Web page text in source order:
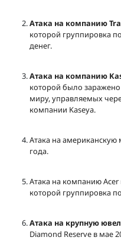
Атака на компанию
которой группировка
денег.
Атака на компанию
которой было
миру, управляемых
компании Kaseya.
Атака на американскую
года.
Атака на компанию Acer
которой группировка
Атака на крупную
Diamond Reserve в мае